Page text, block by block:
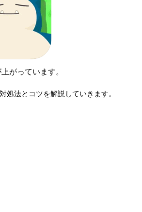
がっています。
処法とコツを解説していきます。